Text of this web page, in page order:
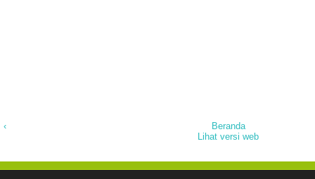
‹
Beranda
Lihat versi web